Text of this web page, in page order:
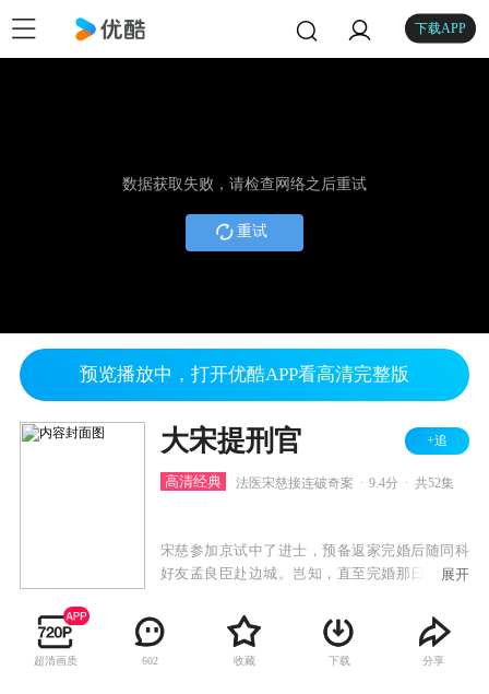
下载APP
数据获取失败，请检查网络之后重试
重试
预览播放中，打开优酷APP看高清完整版
大宋提刑官 +追
高清经典 法医宋慈接连破奇案 9.4分 共52集
宋慈参加京试中了进士，预备返家完婚后随同科
好友孟良臣赴边城。岂知，直至完婚那日，宋慈
辆马车却载回了父亲的遗体，宋巩一生从事刑狱
审戡，从未出错，却因一次误判人命功亏一篑，
这是以死谢罪，还留下遗书禁止宋门后代涉足刑
展开
超清画质 602 收藏 下载 分享